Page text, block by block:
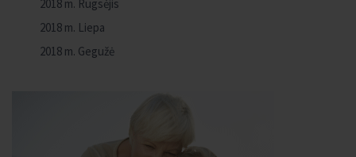
2018 m. Rugsėjis
2018 m. Liepa
2018 m. Gegužė